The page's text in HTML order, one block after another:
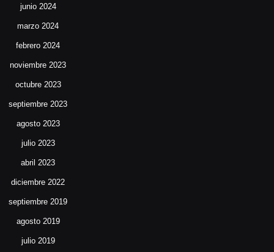
junio 2024
marzo 2024
febrero 2024
noviembre 2023
octubre 2023
septiembre 2023
agosto 2023
julio 2023
abril 2023
diciembre 2022
septiembre 2019
agosto 2019
julio 2019